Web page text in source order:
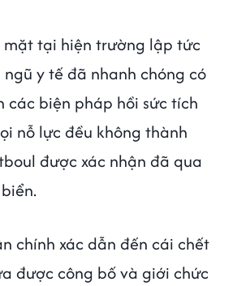
tại hiện trường lập tức
y tế đã nhanh chóng có
các biện pháp hồi sức tích
nỗ lực đều không thành
được xác nhận đã qua
chính xác dẫn đến cái chết
được công bố và giới chức